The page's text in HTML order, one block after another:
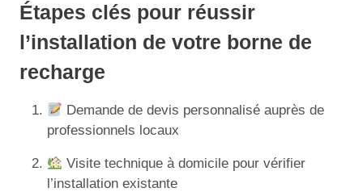
Étapes clés pour réussir
l’installation de votre borne de
recharge
Demande de devis personnalisé auprès de
professionnels locaux
Visite technique à domicile pour vérifier
l’installation existante